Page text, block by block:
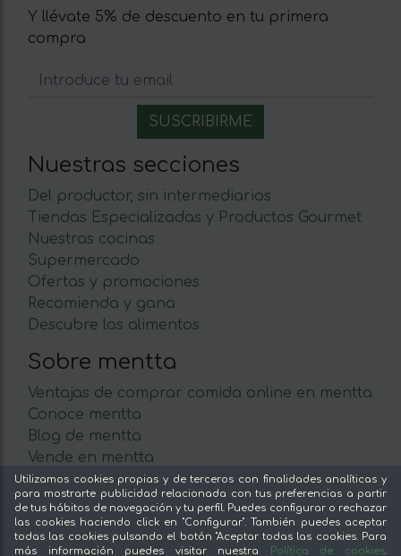
Y llévate 5% de descuento en tu primera
compra
Nuestras secciones
Del productor, sin intermediarios
Tiendas Especializadas y Productos Gourmet
Nuestras cocinas
Supermercado
Ofertas y promociones
Recomienda y gana
Descubre los alimentos
Sobre mentta
Ventajas de comprar comida online en mentta
Conoce mentta
Blog de mentta
Vende en mentta
Fidelización
Preguntas frecuentes
Legal
Utilizamos cookies propias y de terceros con finalidades analíticas y
para mostrarte publicidad relacionada con tus preferencias a partir
de tus hábitos de navegación y tu perfil. Puedes configurar o rechazar
las cookies haciendo click en "Configurar". También puedes aceptar
todas las cookies pulsando el botón "Aceptar todas las cookies. Para
más información puedes visitar nuestra
Política de cookies.